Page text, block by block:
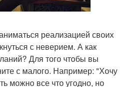
реализацией своих
с неверием. А как
Для того чтобы вы
с малого. Например: "Хочу
можно все что угодно, но